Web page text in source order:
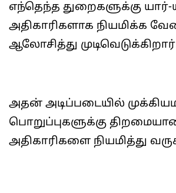
எந்தெந்த துறைகளுக்கு
அதிகாரிகளாக நியமிக்க
ஆலோசித்து
அதன் அடிப்படையில்
பொறுப்புகளுக்கு
அதிகாரிகளை நியமித்து